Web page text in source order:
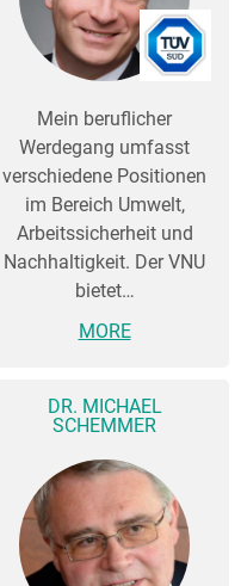
Mein beruflicher
Werdegang umfasst
verschiedene Positionen
im Bereich Umwelt,
Arbeitssicherheit und
Nachhaltigkeit. Der VNU
bietet…
MORE
DR. MICHAEL
SCHEMMER